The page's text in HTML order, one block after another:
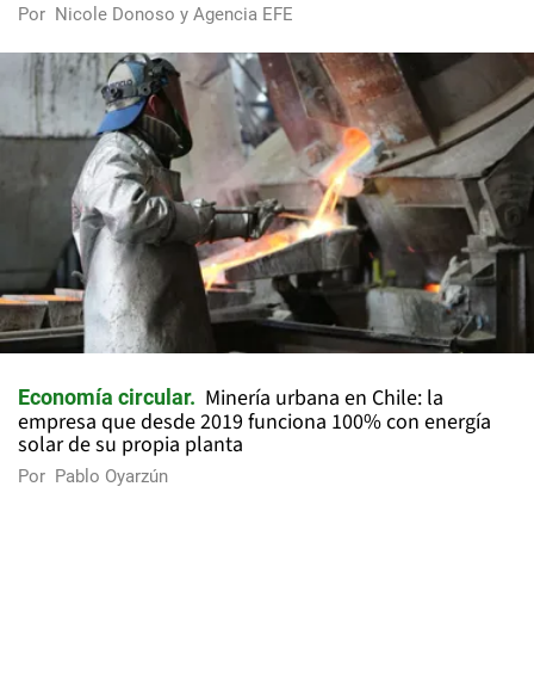
Por Nicole Donoso y Agencia EFE
Economía circular
Minería urbana en Chile: la
empresa que desde 2019 funciona 100% con energía
solar de su propia planta
Por Pablo Oyarzún